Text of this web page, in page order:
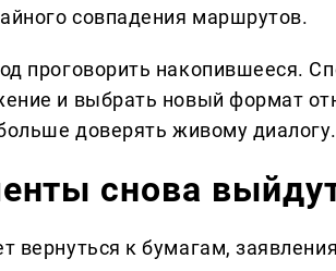
совпадения маршрутов.
проговорить накопившееся.
и выбрать новый формат
доверять живому диалогу.
снова
вернуться к бумагам,